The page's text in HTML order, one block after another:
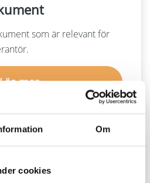
Om
cookies
som är relevant för
mer